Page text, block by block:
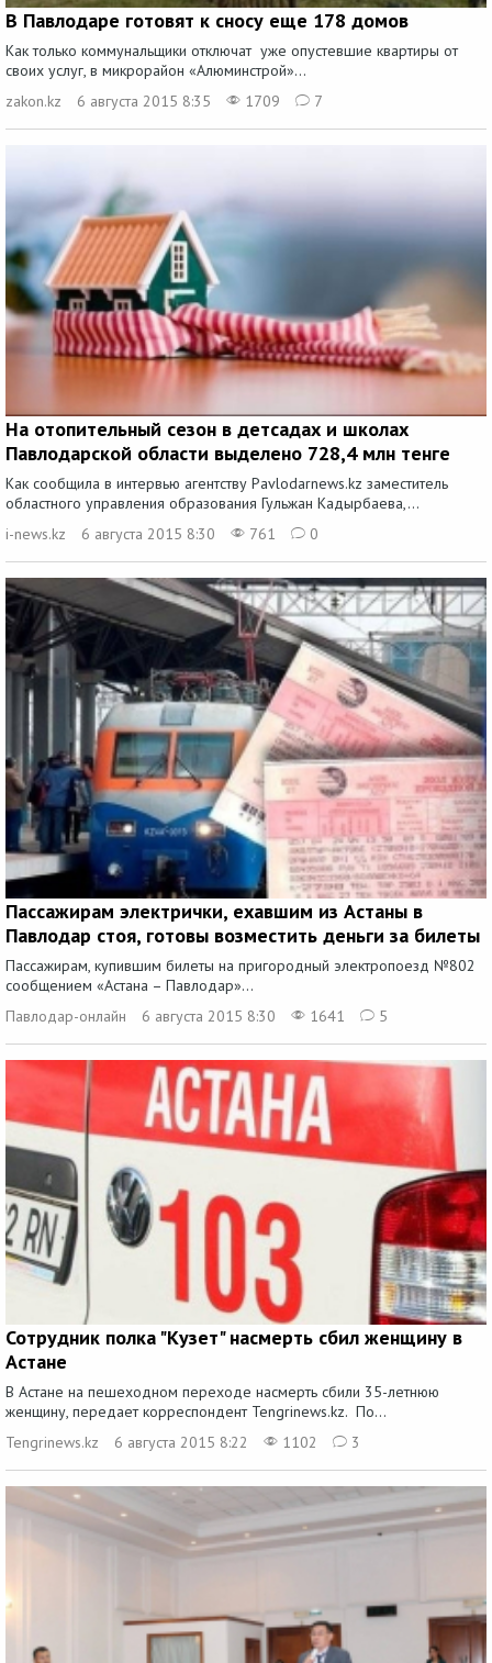
В Павлодаре готовят к сносу еще 178 домов
Как только коммунальщики отключат уже опустевшие квартиры от
своих услуг, в микрорайон «Алюминстрой»...
zakon.kz
6 августа 2015 8:35 1709 7
На отопительный сезон в детсадах и школах
Павлодарской области выделено 728,4 млн тенге
Как сообщила в интервью агентству Рavlodarnews.kz заместитель
областного управления образования Гульжан Кадырбаева,...
i-news.kz
6 августа 2015 8:30 761 0
Пассажирам электрички, ехавшим из Астаны в
Павлодар стоя, готовы возместить деньги за билеты
Пассажирам, купившим билеты на пригородный электропоезд №802
сообщением «Астана – Павлодар»...
Павлодар-онлайн
6 августа 2015 8:30 1641 5
Сотрудник полка "Кузет" насмерть сбил женщину в
Астане
В Астане на пешеходном переходе насмерть сбили 35-летнюю
женщину, передает корреспондент Tengrinews.kz. По...
Tengrinews.kz
6 августа 2015 8:22 1102 3